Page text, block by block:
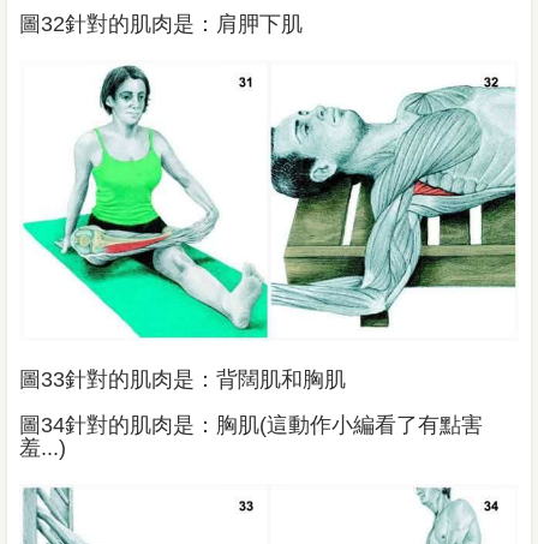
圖32針對的肌肉是：肩胛下肌
圖33針對的肌肉是：背闊肌和胸肌
圖34針對的肌肉是：胸肌(這動作小編看了有點害
羞...)